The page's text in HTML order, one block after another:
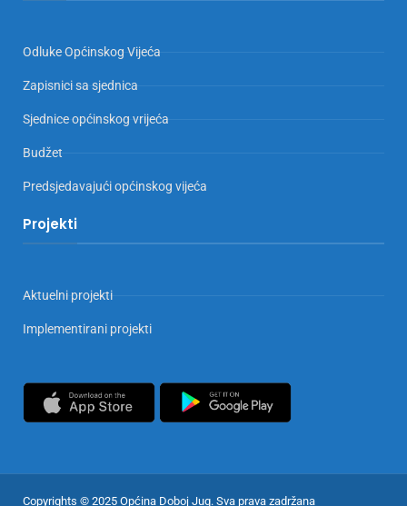
Odluke Općinskog Vijeća
Zapisnici sa sjednica
Sjednice općinskog vrijeća
Budžet
Predsjedavajući općinskog vijeća
Projekti
Aktuelni projekti
Implementirani projekti
Copyrights © 2025 Općina Doboj Jug. Sva prava zadržana